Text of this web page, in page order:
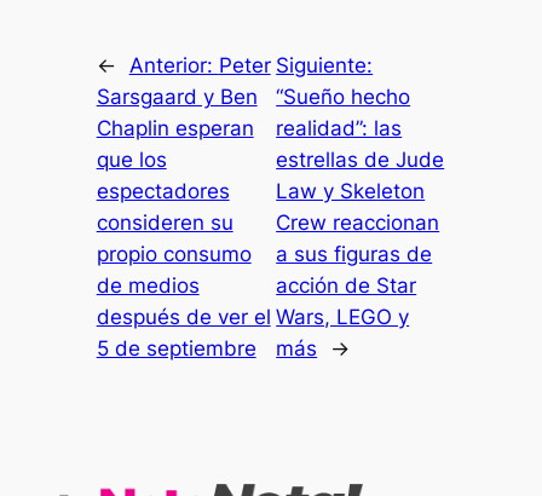
← Anterior: Peter
Sarsgaard y Ben
Chaplin esperan
que los
espectadores
consideren su
propio consumo
de medios
después de ver el
5 de septiembre
Siguiente:
“Sueño hecho
realidad”: las
estrellas de Jude
Law y Skeleton
Crew reaccionan
a sus figuras de
acción de Star
Wars, LEGO y
más
→